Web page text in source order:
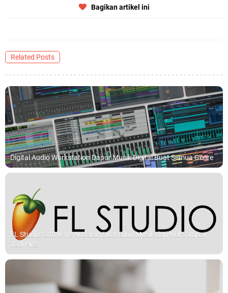
Bagikan artikel ini
Related Posts
Digital Audio Workstation Dapur Musik Digital Buat Semua Genre
FL Studio: Software Andalan Buat Bikin Musik dari Nol Sampai
Jadi Hits